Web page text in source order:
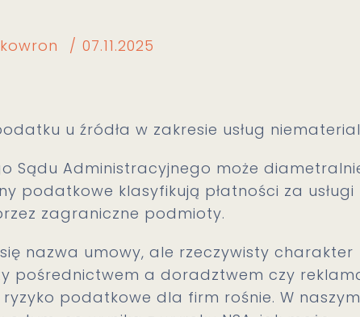
07.11.2025
u źródła w zakresie usług
Sądu Administracyjnego może
podatkowe klasyfikują płatności za usługi
zagraniczne podmioty.
nazwa umowy, ale rzeczywisty charakter
pośrednictwem a doradztwem czy
podatkowe dla firm rośnie. W naszym